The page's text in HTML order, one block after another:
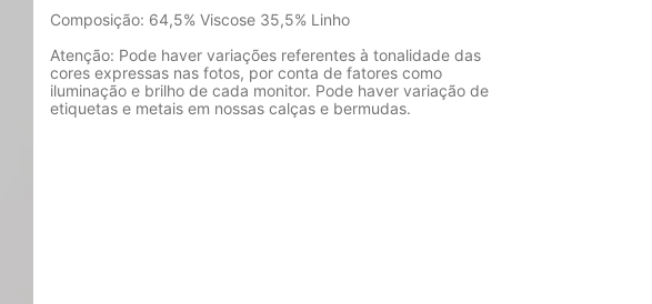
Composição: 64,5% Viscose 35,5% Linho
Atenção: Pode haver variações referentes à tonalidade das
cores expressas nas fotos, por conta de fatores como
iluminação e brilho de cada monitor. Pode haver variação de
etiquetas e metais em nossas calças e bermudas.